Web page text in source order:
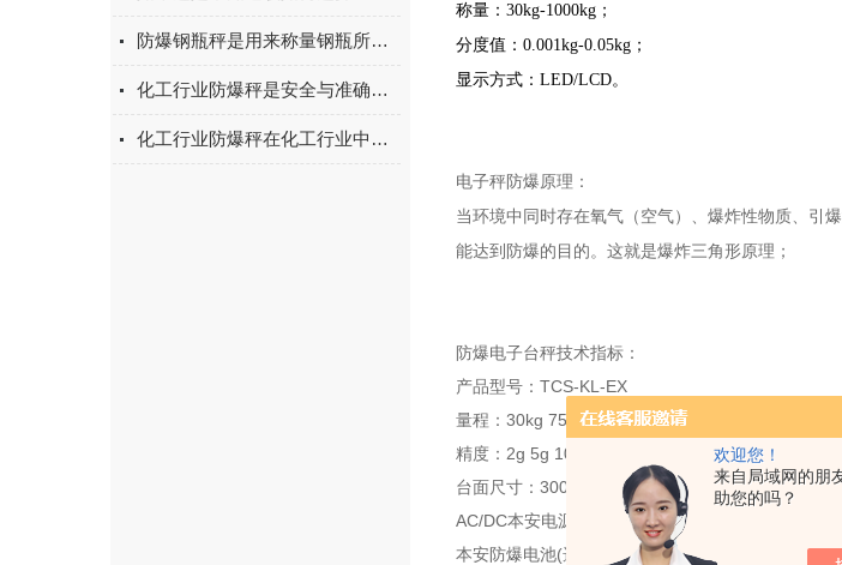
欢迎您！
来自局域网的朋
助您的吗？
防爆钢瓶秤是用来称量钢瓶所储存气体重量的电子秤
化工行业防爆秤是安全与准确测量的双重守护者
化工行业防爆秤在化工行业中的应用场景非常广泛
称量：30kg-1000kg；
分度值：0.001kg-0.05kg；
显示方式：LED/LCD。
电子秤防爆原理：
当环境中同时存在氧气（空气）、爆炸性物质、引
能达到防爆的目的。这就是爆炸三角形原理；
防爆电子台秤技术指标：
产品型号：TCS-KL-EX
量程：30kg 75kg 150kg 300kg 500kg 800kg 1000kg
精度：2g 5g 10g 20g 50g 100g 200g
台面尺寸：300x400mm 400x500mm 450x600mm
AC/DC本安电源(选购);
本安防爆电池(选购)。